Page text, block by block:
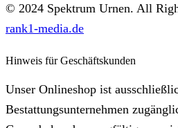
© 2024 Spektrum Urnen. All
rank1-media.de
Hinweis für Geschäftskunden
Unser Onlineshop ist
Bestattungsunternehmen